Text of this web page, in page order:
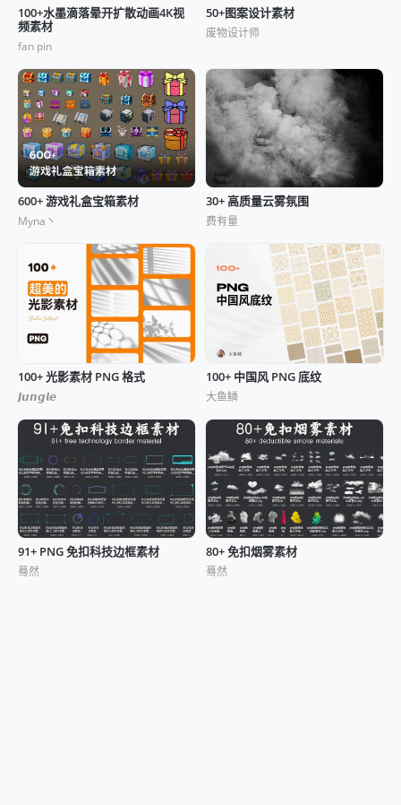
100+水墨滴落晕开扩散动画4K视
频素材
fan pin
50+图案设计素材
废物设计师
600+ 游戏礼盒宝箱素材
Myna丶
30+ 高质量云雾氛围
费有量
100+ 光影素材 PNG 格式
𝙅𝙪𝙣𝙜𝙡𝙚
100+ 中国风 PNG 底纹
大鱼鳞
91+ PNG 免扣科技边框素材
蓦然
80+ 免扣烟雾素材
蓦然